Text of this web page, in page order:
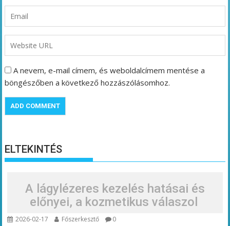
A nevem, e-mail címem, és weboldalcímem mentése a
böngészőben a következő hozzászólásomhoz.
ELTEKINTÉS
A lágylézeres kezelés hatásai és
előnyei, a kozmetikus válaszol
2026-02-17 Főszerkesztő 0